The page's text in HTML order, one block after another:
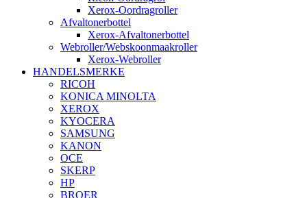
Xerox-Oordragroller
Afvaltonerbottel
Xerox-Afvaltonerbottel
Webroller/Webskoonmaakroller
Xerox-Webroller
HANDELSMERKE
RICOH
KONICA MINOLTA
XEROX
KYOCERA
SAMSUNG
KANON
OCE
SKERP
HP
BROER